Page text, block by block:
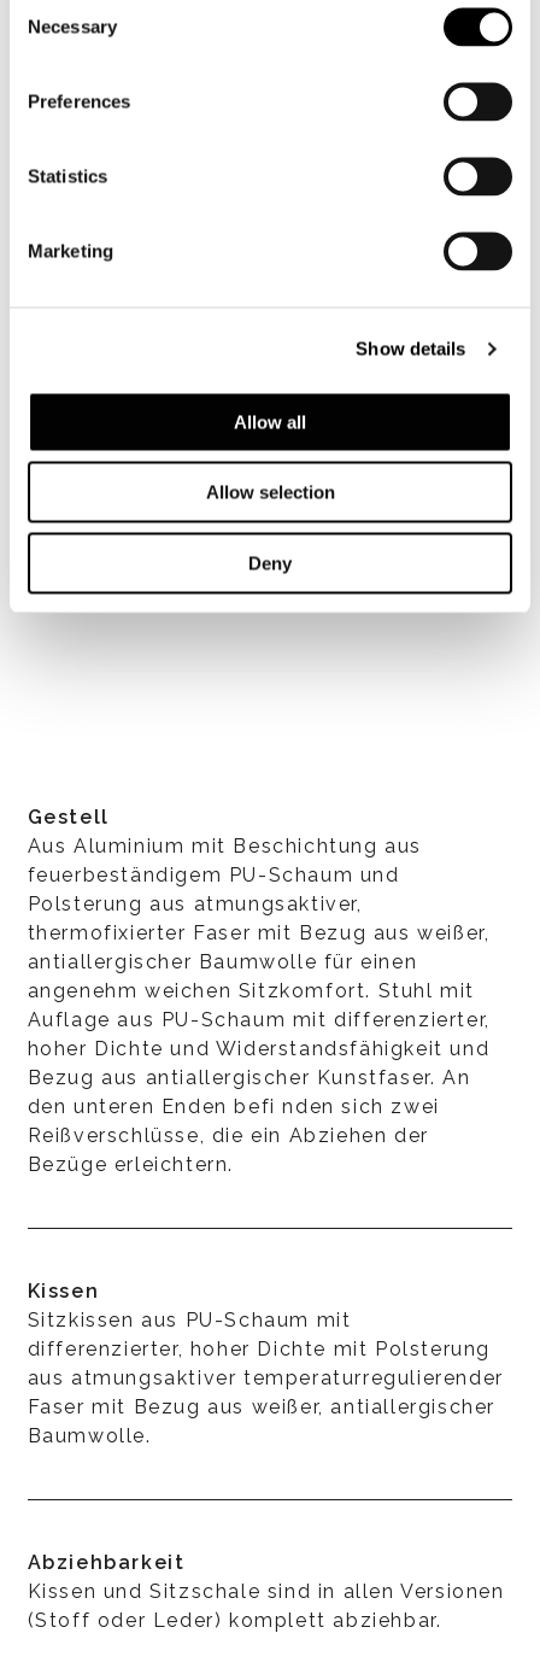
Selection
Necessary
Preferences
Statistics
Marketing
Show details
Allow all
Allow selection
Deny
Gestell
Aus Aluminium mit Beschichtung aus
feuerbeständigem PU-Schaum und
Polsterung aus atmungsaktiver,
thermofixierter Faser mit Bezug aus weißer,
antiallergischer Baumwolle für einen
angenehm weichen Sitzkomfort. Stuhl mit
Auflage aus PU-Schaum mit differenzierter,
hoher Dichte und Widerstandsfähigkeit und
Bezug aus antiallergischer Kunstfaser. An
den unteren Enden befi nden sich zwei
Reißverschlüsse, die ein Abziehen der
Bezüge erleichtern.
Kissen
Sitzkissen aus PU-Schaum mit
differenzierter, hoher Dichte mit Polsterung
aus atmungsaktiver temperaturregulierender
Faser mit Bezug aus weißer, antiallergischer
Baumwolle.
Abziehbarkeit
Kissen und Sitzschale sind in allen Versionen
(Stoff oder Leder) komplett abziehbar.